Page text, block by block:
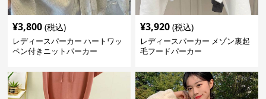
¥3,800 (税込)
レディースパーカー ハートワッ
ペン付きニットパーカー
¥3,920 (税込)
レディースパーカー メゾン裏起
毛フードパーカー